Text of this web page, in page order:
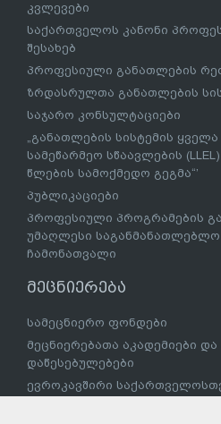
კვლევები
საქართველოს კანონი
შესახებ
პროფესიული განათლების
ზრდასრულთა განათლების
საჯარო კონსულტაციები
„განათლების სისტემის
სამეწარმეო სწაავლების
წლების სამოქმედო გეგმა“’
პუბლიკაციები
პროფესიული პროგრამების
უმაღლესი საგანმანათლებლო
ჩამონათვალი
მეცნიერება
სამეცნიერო ფონდები
მეცნიერებათა აკადემიები
დაწესებულებები
ევროკავშირი